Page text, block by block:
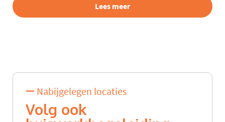
Lees meer
Nabijgelegen locaties
Volg ook